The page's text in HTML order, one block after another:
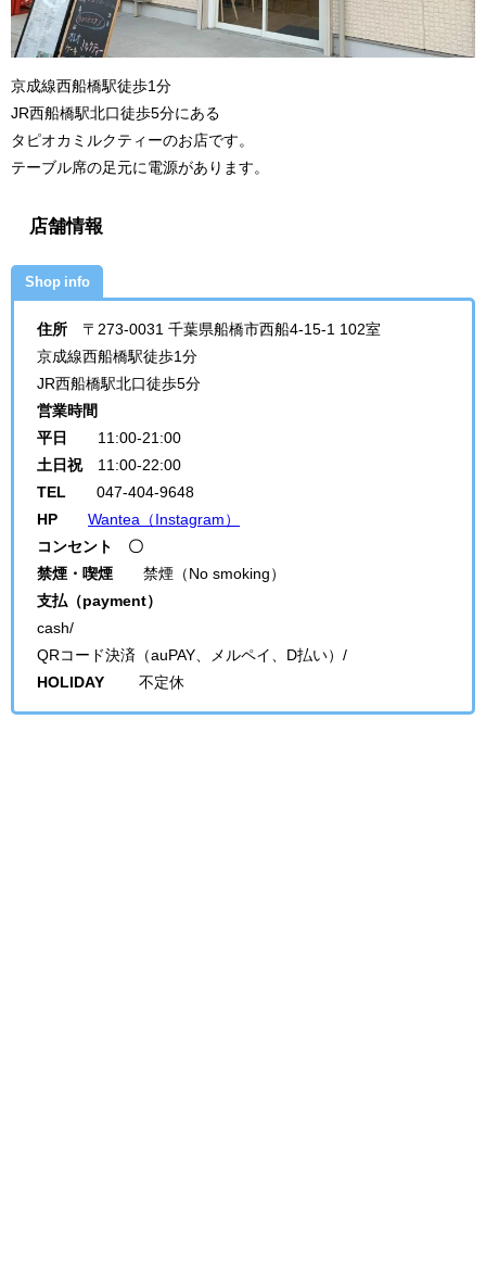
京成線西船橋駅徒歩1分
JR西船橋駅北口徒歩5分にある
タピオカミルクティーのお店です。
テーブル席の足元に電源があります。
店舗情報
Shop info
住所 〒273-0031 千葉県船橋市西船4-15-1 102室
京成線西船橋駅徒歩1分
JR西船橋駅北口徒歩5分
営業時間
平日
11:00-21:00
土日祝11:00-22:00
TEL 047-404-9648
HP
Wantea（Instagram）
コンセント 〇
禁煙・喫煙 禁煙（No smoking）
支払（payment）
cash/
QRコード決済（auPAY、メルペイ、D払い）/
HOLIDAY 不定休